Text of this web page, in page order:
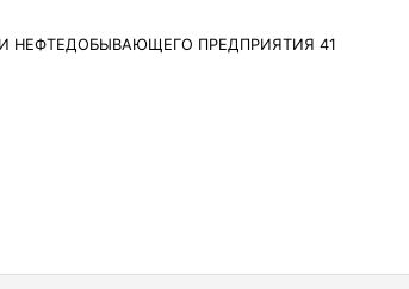
НЕФТЕДОБЫВАЮЩЕГО ПРЕДПРИЯТИЯ 41